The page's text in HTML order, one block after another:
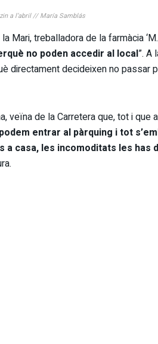
a l’abril // María Samblás
Mari, treballadora de la farmàcia
no poden accedir al local”. A
directament decideixen no passar
veïna de la Carretera que, tot i
entrar al pàrquing i tot
a casa, les incomoditats les